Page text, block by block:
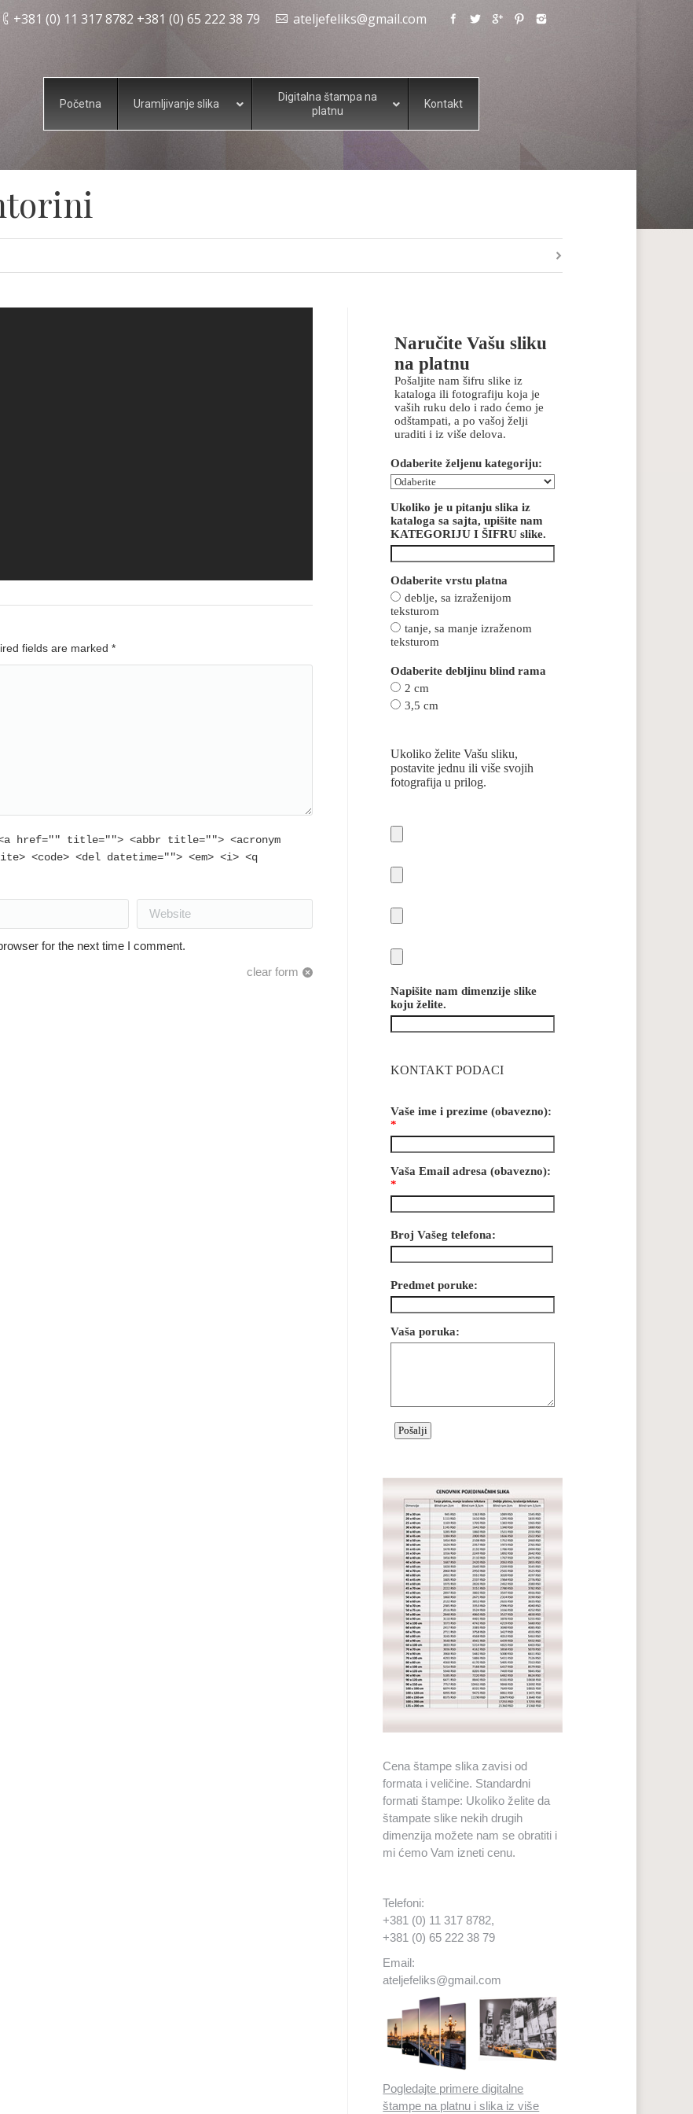
+381 (0) 11 317 8782 +381 (0) 65 222 38 79 ateljefeliks@gmail.com
Početna Uramljivanje slika
Digitalna štampa na
platnu
Kontakt
fields are marked *
href="" title=""> <abbr title=""> <acronym
<code> <del datetime=""> <em> <i> <q
Website
for the next time I comment.
clear form
Cena štampe slika zavisi od
formata i veličine. Standardni
formati štampe: Ukoliko želite da
štampate slike nekih drugih
dimenzija možete nam se obratiti i
mi ćemo Vam izneti cenu.
Telefoni:
+381 (0) 11 317 8782,
+381 (0) 65 222 38 79
Email:
ateljefeliks@gmail.com
Pogledajte primere digitalne
štampe na platnu i slika iz više